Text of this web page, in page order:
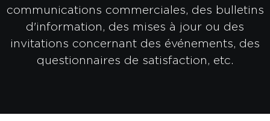
communications commerciales, des bulletins
d'information, des mises à jour ou des
invitations concernant des événements, des
questionnaires de satisfaction, etc.